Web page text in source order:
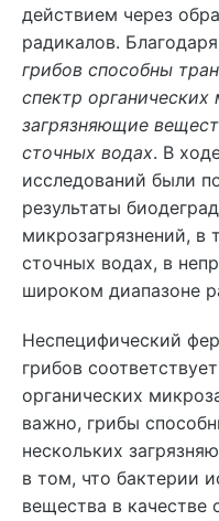
действием через
радикалов.
грибов способны
спектр
загрязняющие
сточных водах. В
исследований были
результаты
микрозагрязнений, в
сточных водах, в
широком диапазоне
Неспецифический
грибов
органических
важно, грибы
нескольких
в том, что бактерии
вещества в качестве